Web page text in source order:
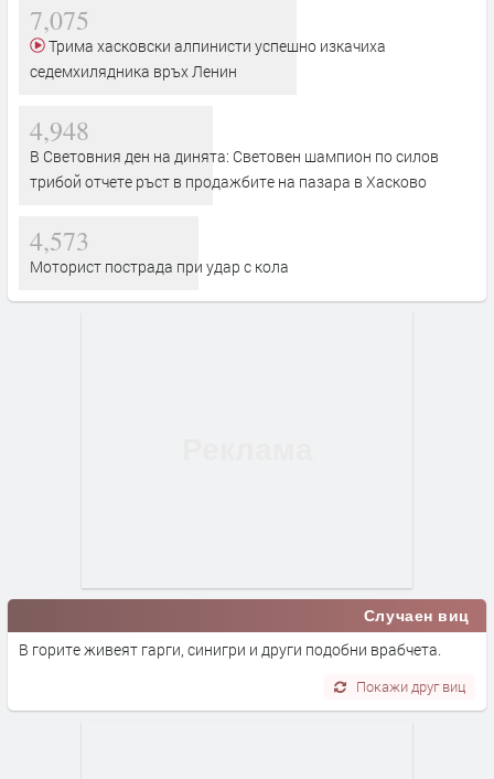
7,075
седемхилядника връх Ленин
4,948
В Световния ден на динята: Световен шампион по силов
трибой отчете ръст в продажбите на пазара в Хасково
4,573
Моторист пострада при удар с кола
Случаен виц
В горите живеят гарги, синигри и други подобни врабчета.
Покажи друг виц